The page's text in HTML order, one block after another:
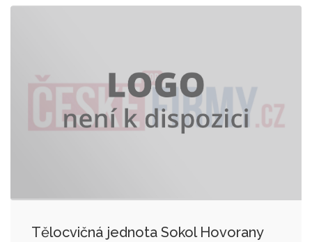
Tělocvičná jednota Sokol Hovorany